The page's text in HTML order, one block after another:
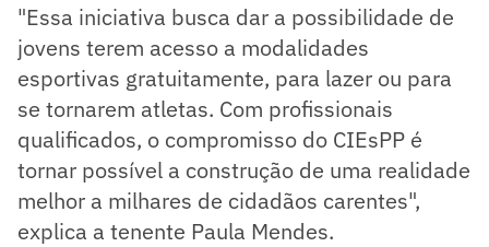
"Essa iniciativa busca dar a possibilidade de
jovens terem acesso a modalidades
esportivas gratuitamente, para lazer ou para
se tornarem atletas. Com profissionais
qualificados, o compromisso do CIEsPP é
tornar possível a construção de uma realidade
melhor a milhares de cidadãos carentes",
explica a tenente Paula Mendes.